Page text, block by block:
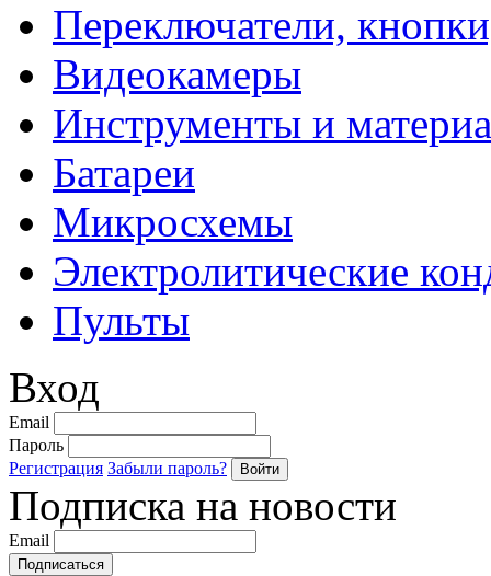
Переключатели,
Видеокамеры
Инструменты и
Батареи
Микросхемы
Электролитические
Пульты
Вход
Email
Пароль
Регистрация Забыли пароль?
Подписка на новости
Email